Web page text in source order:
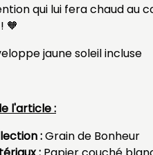
qui lui fera chaud au
🧡
jaune soleil incluse
l'article :
:Grain de Bonheur